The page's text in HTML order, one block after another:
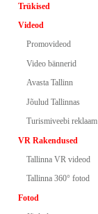
Trükised
Videod
Promovideod
Video bännerid
Avasta Tallinn
Jõulud Tallinnas
Turismiveebi reklaam
VR Rakendused
Tallinna VR videod
Tallinna 360° fotod
Fotod